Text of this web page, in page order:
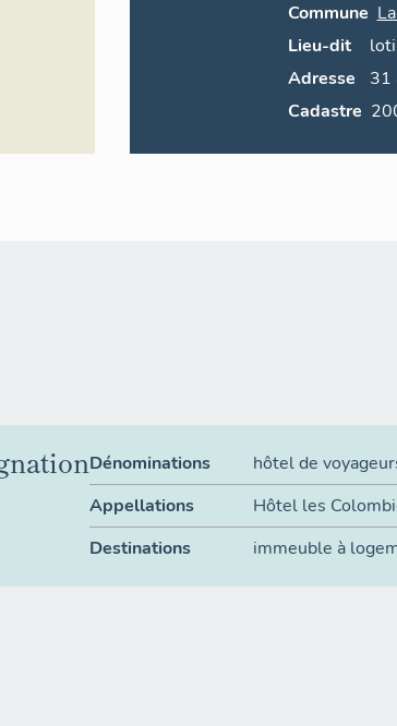
Commune
Lieu-dit
Adresse
31
Cadastre
Dénominations
hôtel de
Appellations
Hôtel les
Destinations
immeuble à